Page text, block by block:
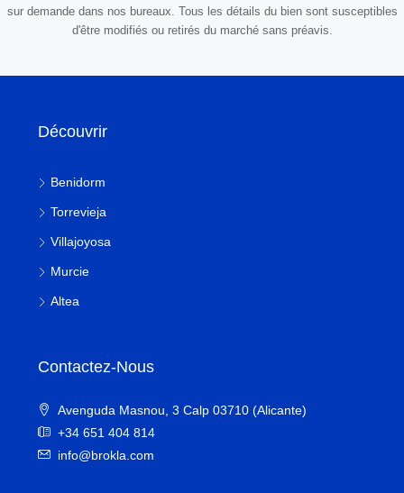
sur demande dans nos bureaux. Tous les détails du bien sont susceptibles
d'être modifiés ou retirés du marché sans préavis.
Découvrir
Benidorm
Torrevieja
Villajoyosa
Murcie
Altea
Contactez-Nous
Avenguda Masnou, 3 Calp 03710 (Alicante)
+34 651 404 814
info@brokla.com